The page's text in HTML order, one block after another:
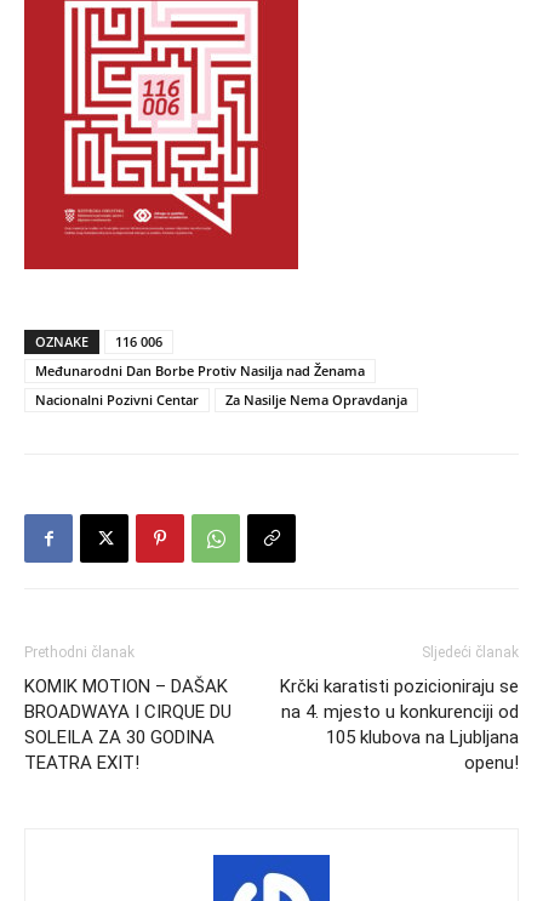
OZNAKE
116 006
Međunarodni Dan Borbe Protiv Nasilja nad Ženama
Nacionalni Pozivni Centar
Za Nasilje Nema Opravdanja
Prethodni članak
KOMIK MOTION – DAŠAK
BROADWAYA I CIRQUE DU
SOLEILA ZA 30 GODINA
TEATRA EXIT!
Sljedeći članak
Krčki karatisti pozicioniraju se
na 4. mjesto u konkurenciji od
105 klubova na Ljubljana
openu!